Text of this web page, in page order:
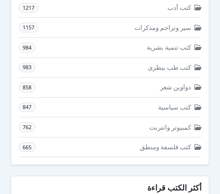
كتب أدب 1217
سير وتراجم ومذكرات 1157
كتب تنمية بشرية 984
كتب طب بيطرى 983
دواوين شعر 858
كتب سياسية 847
كمبيوتر وانترنت 762
كتب فلسفة ومنطق 665
أكثر الكتب قراءة